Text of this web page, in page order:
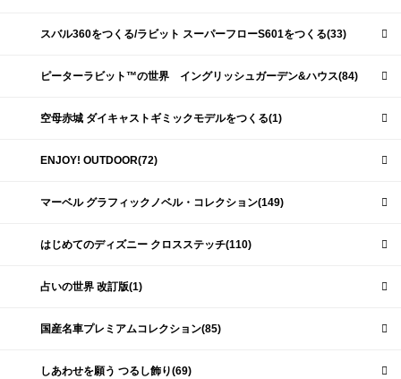
スバル360をつくる/ラビット スーパーフローS601をつくる(33)
ピーターラビット™の世界 イングリッシュガーデン&ハウス(84)
空母赤城 ダイキャストギミックモデルをつくる(1)
ENJOY! OUTDOOR(72)
マーベル グラフィックノベル・コレクション(149)
はじめてのディズニー クロスステッチ(110)
占いの世界 改訂版(1)
国産名車プレミアムコレクション(85)
しあわせを願う つるし飾り(69)